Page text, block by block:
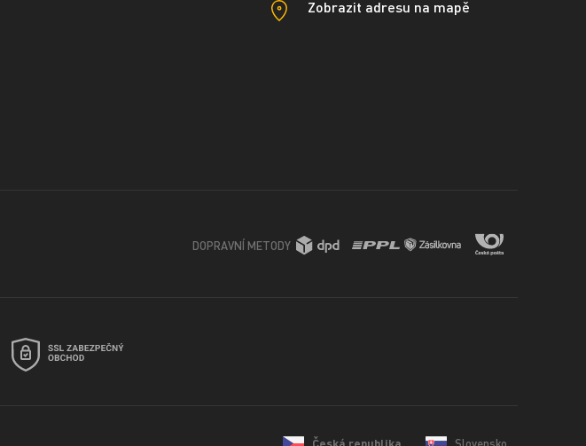
Zobrazit adresu na mapě
DOPRAVNÍ METODY
Česká republika Slovensko